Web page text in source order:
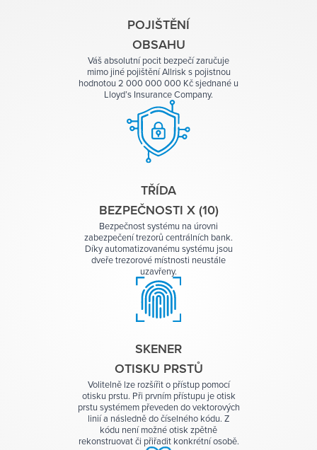
POJIŠTĚNÍ
OBSAHU
Váš absolutní pocit bezpečí zaručuje
mimo jiné pojištění Allrisk s pojistnou
hodnotou 2 000‍ 000 000 Kč sjednané u
Lloyd’s Insurance Company.
TŘÍDA
BEZPEČNOSTI X (10)
Bezpečnost systému na úrovni
zabezpečení trezorů centrálních bank.
Díky automatizovanému systému jsou
dveře trezorové místnosti neustále
uzavřeny.
SKENER
OTISKU PRSTŮ
Volitelně lze rozšířit o přístup pomocí
otisku prstu. Při prvním přístupu je otisk
prstu systémem převeden do vektorových
linií a následně do číselného kódu. Z
kódu není možné otisk zpětně
rekonstruovat či přiřadit konkrétní osobě.